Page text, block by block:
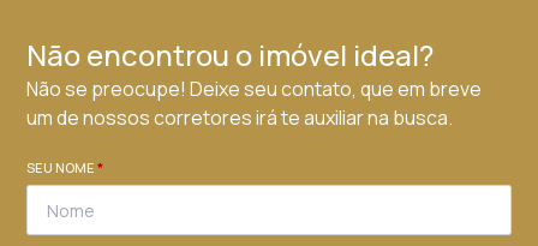
Não encontrou o imóvel ideal?
Não se preocupe! Deixe seu contato, que em breve
um de nossos corretores irá te auxiliar na busca.
SEU NOME*